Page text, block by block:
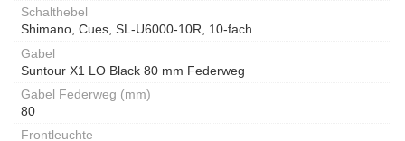
Schalthebel
Shimano, Cues, SL-U6000-10R, 10-fach
Gabel
Suntour X1 LO Black 80 mm Federweg
Gabel Federweg (mm)
80
Frontleuchte